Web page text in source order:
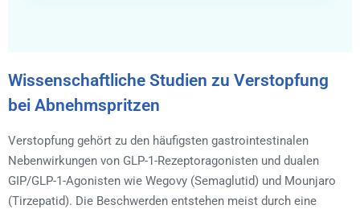
Wissenschaftliche Studien zu Verstopfung
bei Abnehmspritzen
Verstopfung gehört zu den häufigsten gastrointestinalen
Nebenwirkungen von GLP-1-Rezeptoragonisten und dualen
GIP/GLP-1-Agonisten wie Wegovy (Semaglutid) und Mounjaro
(Tirzepatid). Die Beschwerden entstehen meist durch eine